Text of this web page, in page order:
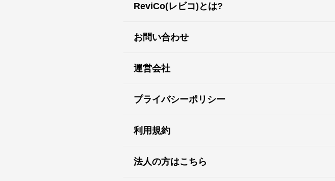
ReviCo(レビコ)とは?
お問い合わせ
運営会社
プライバシーポリシー
利用規約
法人の方はこちら